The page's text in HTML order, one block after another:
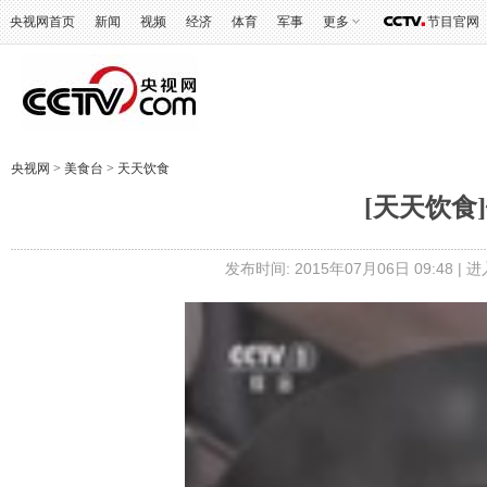
央视网首页 新闻 视频 经济 体育 军事 更多 节目官网
央视网 > 美食台 > 天天饮食
[天天饮食
发布时间: 2015年07月06日 09:48 | 进